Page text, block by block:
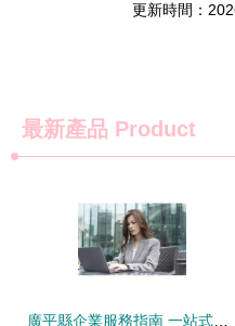
更新時間：
最新產品 Product